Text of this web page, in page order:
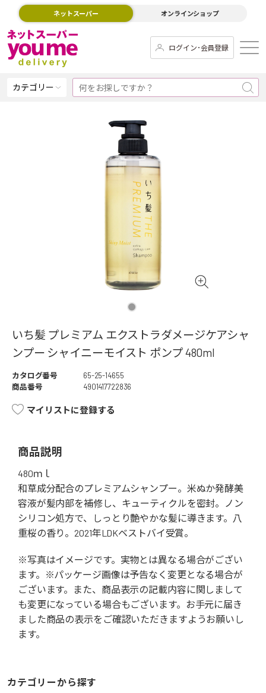
ネットスーパー オンラインショップ
ログイン･会員登録
カテゴリー
いち髪 プレミアム エクストラダメージケアシャ
ンプー シャイニーモイスト ポンプ 480ml
カタログ番号
65-25-14655
商品番号
4901417722836
マイリストに登録する
商品説明
480ｍｌ
和草成分配合のプレミアムシャンプー。米ぬか発酵美
容液が髪内部を補修し、キューティクルを密封。ノン
シリコン処方で、しっとり艶やかな髪に導きます。八
重桜の香り。2021年LDKベストバイ受賞。
※写真はイメージです。実物とは異なる場合がござい
ます。※パッケージ画像は予告なく変更となる場合が
ございます。また、商品表示の記載内容に関しまして
も変更になっている場合もございます。お手元に届き
ました商品の表示をご確認いただきますようお願いし
ます。
カテゴリーから探す